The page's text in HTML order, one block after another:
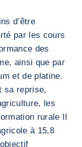
d’être
par les cours
des
ainsi que par
et de platine.
sa reprise,
les
rurale II
à 15,8